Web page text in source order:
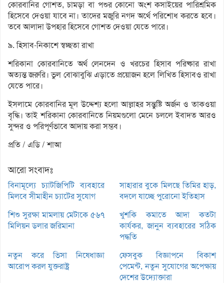
কোরবানির গোশত, চামড়া বা পশুর কোনো অংশ কসাইয়ের পারিশ্রমিক
হিসেবে দেওয়া যাবে না। তাদের মজুরি নগদ অর্থে পরিশোধ করতে হবে।
তবে আলাদা উপহার হিসেবে গোশত দেওয়া যেতে পারে।
৯. হিসাব-নিকাশে স্বচ্ছতা রাখা
শরিকানা কোরবানিতে অর্থ লেনদেন ও খরচের হিসাব পরিষ্কার রাখা
অত্যন্ত জরুরি। ভুল বোঝাবুঝি এড়াতে প্রয়োজন হলে লিখিত হিসাবও রাখা
যেতে পারে।
ইসলামে কোরবানির মূল উদ্দেশ্য হলো আল্লাহর সন্তুষ্টি অর্জন ও তাকওয়া
বৃদ্ধি। তাই শরিকানা কোরবানিতে নিয়মগুলো মেনে চললে ইবাদত আরও
সুন্দর ও পরিপূর্ণভাবে আদায় করা সম্ভব।
প্রতি / এডি / শাআ
আরো সংবাদঃ
বিনামূল্যে চ্যাটজিপিটি ব্যবহারে
মিলবে সীমাহীন চ্যাটের সুযোগ
সাহারার বুকে মিলছে তিমির হাড়,
বদলে যাচ্ছে পুরোনো ইতিহাস
শিশু সুরক্ষা মামলায় মেটাকে ৫৬৭
মিলিয়ন ডলার জরিমানা
খুশকি কমাতে আদা কতটা
কার্যকর, জানুন ব্যবহারের সঠিক
পদ্ধতি
নতুন করে ভিসা নিষেধাজ্ঞা
আরোপ করল যুক্তরাষ্ট্র
ফেসবুক বিজ্ঞাপনে বিকাশ
পেমেন্ট, নতুন সুযোগের অপেক্ষায়
দেশের উদ্যোক্তারা